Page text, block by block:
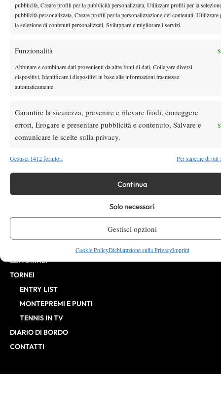
pubblicità, Creare profili per la pubblicità personalizzata, Utilizzare profili per la
pubblicità personalizzata, Creare profili per la personalizzazione dei contenuti,
la selezione di contenuti personalizzati, Sviluppare e migliorare i servizi.
Funzionalità
Abbinare e combinare dati provenienti da altre fonti di dati, Collegare diversi
dispositivi, Identificare i dispositivi in base alle informazioni trasmesse
automaticamente.
Garantire la sicurezza, prevenire e rilevare frodi, correggere
errori, Erogare e presentare pubblicità e contenuto, Salvare e
comunicare le scelte sulla privacy.
Gestisci 1412 fornitori Per saperne di più
Continua
Solo necessari
Gestisci opzioni
Cookie PolicyDichiarazione sulla PrivacyImprint
Testata giornalisticaSpazio Tennisregistrata Aut-Trib Milano n°
10268 del 15/09/2025
HOME
ENTRY LIST
WTA
ATP
BILLIE JEAN KING CUP
EDITORIALI
TORNEI
ENTRY LIST
MONTEPREMI E PUNTI
TENNIS IN TV
DIARIO DI BORDO
CONTATTI